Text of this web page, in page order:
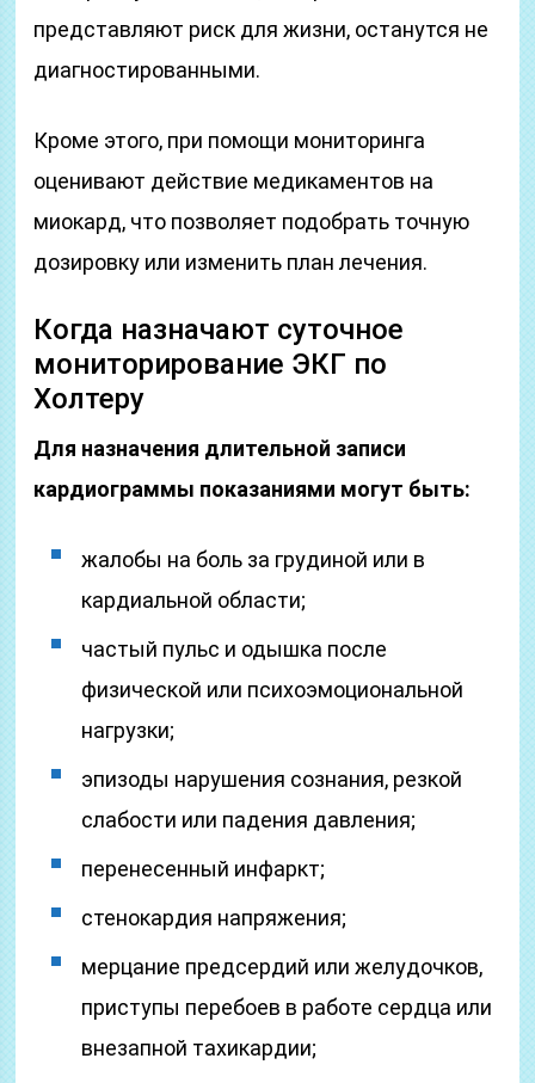
представляют риск для жизни, останутся не
диагностированными.
Кроме этого, при помощи мониторинга
оценивают действие медикаментов на
миокард, что позволяет подобрать точную
дозировку или изменить план лечения.
Когда назначают суточное
мониторирование ЭКГ по
Холтеру
Для назначения длительной записи
кардиограммы показаниями могут быть:
жалобы на боль за грудиной или в
кардиальной области;
частый пульс и одышка после
физической или психоэмоциональной
нагрузки;
эпизоды нарушения сознания, резкой
слабости или падения давления;
перенесенный инфаркт;
стенокардия напряжения;
мерцание предсердий или желудочков,
приступы перебоев в работе сердца или
внезапной тахикардии;